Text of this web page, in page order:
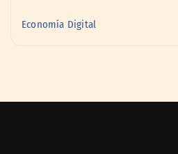
Economía Digital